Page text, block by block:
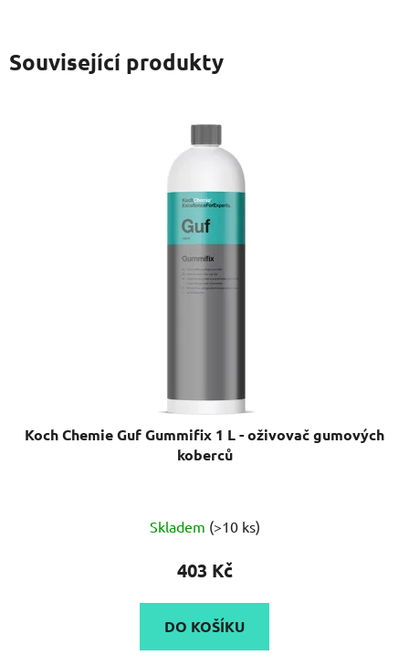
Související produkty
Koch Chemie Guf Gummifix 1 L - oživovač gumových
koberců
hodnocení
produktu
4,8
z
Skladem (>10 ks)
403 Kč
DO KOŠÍKU